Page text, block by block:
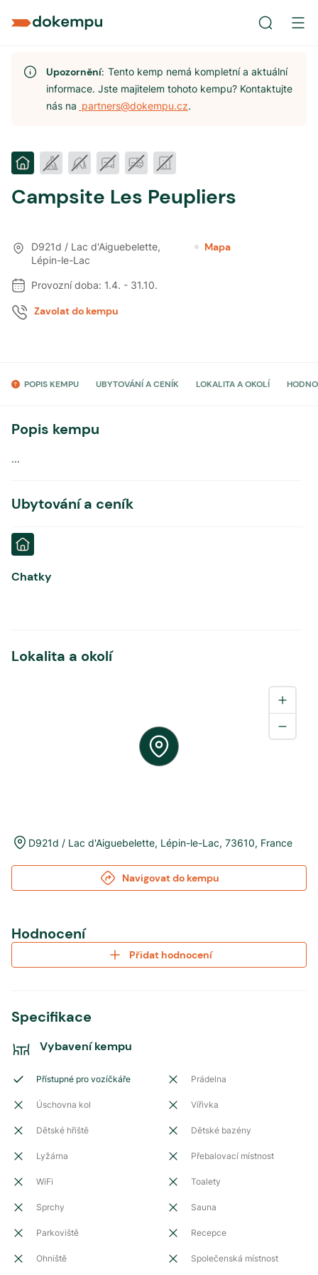
Upozornění:Tento kemp nemá kompletní a aktuální
informace. Jste majitelem tohoto kempu? Kontaktujte
nás na partners@dokempu.cz.
Campsite Les Peupliers
D921d / Lac d'Aiguebelette,
Lépin-le-Lac
Mapa
Provozní doba: 1.4. - 31.10.
Zavolat do kempu
POPIS KEMPU UBYTOVÁNÍ A CENÍK LOKALITA A OKOLÍ
Popis kempu
...
Ubytování a ceník
Chatky
Lokalita a okolí
D921d / Lac d'Aiguebelette, Lépin-le-Lac, 73610, France
Navigovat do kempu
Hodnocení
Přidat hodnocení
Specifikace
Vybavení kempu
Přístupné pro vozíčkáře Prádelna
Úschovna kol Vířivka
Dětské hřiště Dětské bazény
Lyžárna Přebalovací místnost
WiFi Toalety
Sprchy Sauna
Parkoviště Recepce
Ohniště Společenská místnost